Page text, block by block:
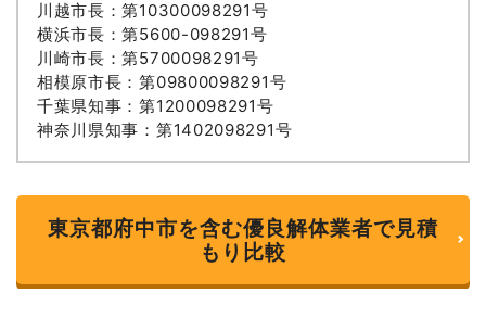
川越市長：第10300098291号
横浜市長：第5600-098291号
川崎市長：第5700098291号
相模原市長：第09800098291号
千葉県知事：第1200098291号
神奈川県知事：第1402098291号
東京都府中市を含む優良解体業者で見積
もり比較